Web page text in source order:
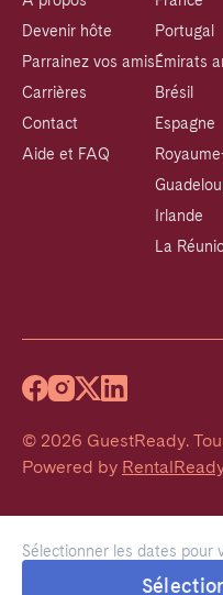
Sélectionner les dates pour
Devenir hôte
Parrainez vos amis
Carrières
Contact
Aide et FAQ
Portugal
Émirats
Brésil
Espagne
Irlande
La
© 2026 GuestReady.
Powered by